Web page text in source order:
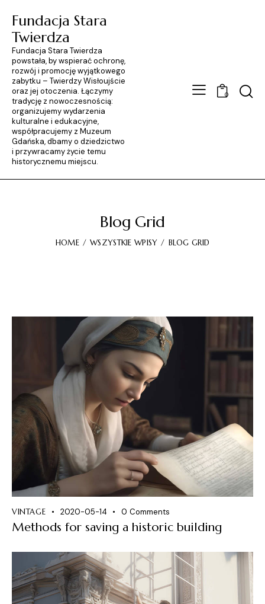
Fundacja Stara
Twierdza
Fundacja Stara Twierdza
powstała, by wspierać ochronę,
rozwój i promocję wyjątkowego
zabytku – Twierdzy Wisłoujście
oraz jej otoczenia. Łączymy
tradycję z nowoczesnością:
organizujemy wydarzenia
kulturalne i edukacyjne,
współpracujemy z Muzeum
Gdańska, dbamy o dziedzictwo
i przywracamy życie temu
historycznemu miejscu.
0
Blog Grid
HOME WSZYSTKIE WPISY BLOG GRID
VINTAGE 2020-05-14 0 Comments
Methods for saving a historic building